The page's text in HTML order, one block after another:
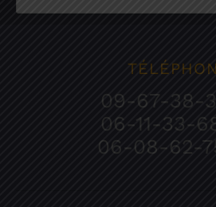
09-67-38-
06-11-33-
06-08-62-